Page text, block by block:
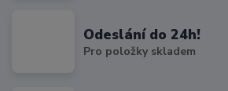
Odeslání do 24h!
Pro položky skladem